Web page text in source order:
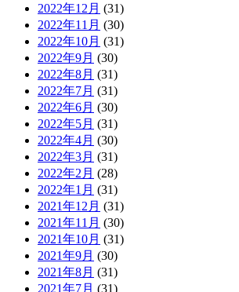
2022年12月 (31)
2022年11月 (30)
2022年10月 (31)
2022年9月 (30)
2022年8月 (31)
2022年7月 (31)
2022年6月 (30)
2022年5月 (31)
2022年4月 (30)
2022年3月 (31)
2022年2月 (28)
2022年1月 (31)
2021年12月 (31)
2021年11月 (30)
2021年10月 (31)
2021年9月 (30)
2021年8月 (31)
2021年7月 (31)